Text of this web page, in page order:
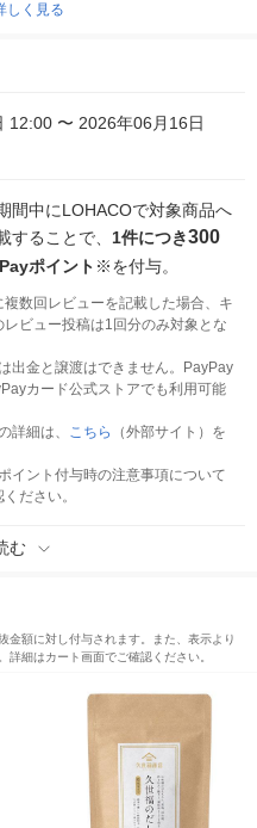
しく見る
12:00 〜 2026年06月16日
間中にLOHACOで対象商品へ
することで、 1件につき300
ポイント ※を付与。
複数回レビューを記載した場合、キ
レビュー投稿は1回分のみ対象とな
出金と譲渡はできません。PayPay
カード公式ストアでも利用可能
詳細は、 こちら
（外部サイト）を
イント付与時の注意事項について
ださい。
む
金額に対し付与されます。また、表示より
詳細はカート画面でご確認ください。